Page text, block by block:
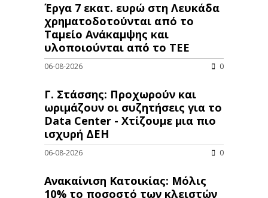
Έργα 7 εκατ. ευρώ στη Λευκάδα
χρηματοδοτούνται από το
Ταμείο Ανάκαμψης και
υλοποιούνται από το ΤΕΕ
06-08-2026 0
Γ. Στάσσης: Προχωρούν και
ωριμάζουν οι συζητήσεις για το
Data Center - Χτίζουμε μια πιο
ισχυρή ΔΕΗ
06-08-2026 0
Ανακαίνιση Κατοικίας: Μόλις
10% το ποσοστό των κλειστών